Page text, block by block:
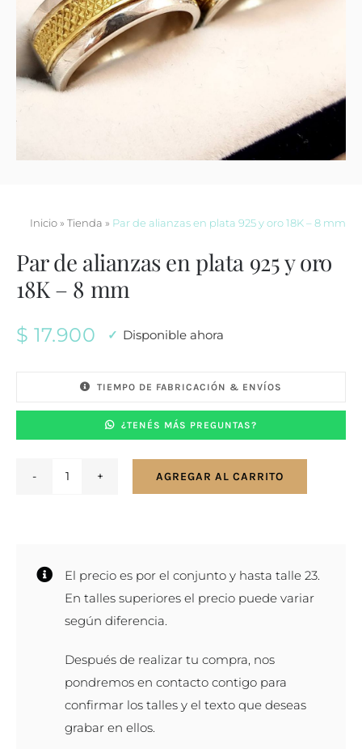
Contacto
Inicio» Tienda » Par de alianzas en plata 925 y oro 18K – 8 mm
Par de alianzas en plata 925 y oro
18K – 8 mm
$ 17.900 Disponible ahora
TIEMPO DE FABRICACIÓN & ENVÍOS
¿TENÉS MÁS PREGUNTAS?
plata
925
y
18K
-
8
mm
AGREGAR AL CARRITO
El precio es por el conjunto y hasta talle 23.
En talles superiores el precio puede variar
según diferencia.
Después de realizar tu compra, nos
pondremos en contacto contigo para
confirmar los talles y el texto que deseas
grabar en ellos.